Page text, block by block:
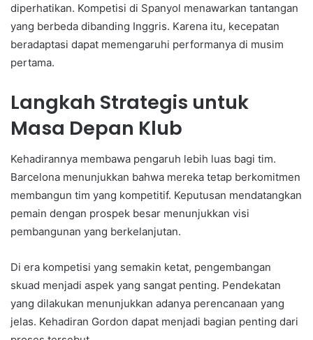
diperhatikan. Kompetisi di Spanyol menawarkan tantangan
yang berbeda dibanding Inggris. Karena itu, kecepatan
beradaptasi dapat memengaruhi performanya di musim
pertama.
Langkah Strategis untuk
Masa Depan Klub
Kehadirannya membawa pengaruh lebih luas bagi tim.
Barcelona menunjukkan bahwa mereka tetap berkomitmen
membangun tim yang kompetitif. Keputusan mendatangkan
pemain dengan prospek besar menunjukkan visi
pembangunan yang berkelanjutan.
Di era kompetisi yang semakin ketat, pengembangan
skuad menjadi aspek yang sangat penting. Pendekatan
yang dilakukan menunjukkan adanya perencanaan yang
jelas. Kehadiran Gordon dapat menjadi bagian penting dari